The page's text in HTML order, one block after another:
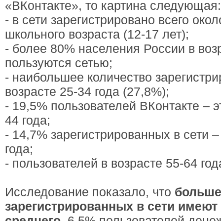
«ВКонтакте», то картина следующая:
- в сети зарегистрировано всего
школьного возраста (12-17 лет);
- более 80% населения России в
пользуются сетью;
- наибольшее количество
возрасте 25-34 года (27,8%);
- 19,5% пользователей ВКонтакте –
44 года;
- 14,7% зарегистрированных в сети
года;
- пользователей в возрасте 55-64
Исследование показало, что
зарегистрированных в сети